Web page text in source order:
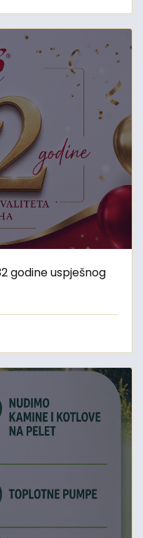
godine uspješnog